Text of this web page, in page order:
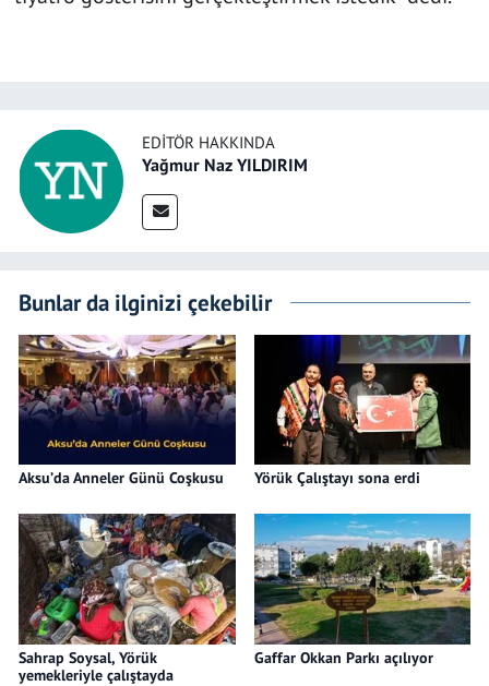
EDITÖR HAKKINDA
Yağmur Naz YILDIRIM
Bunlar da ilginizi çekebilir
Aksu’da Anneler Günü Coşkusu Yörük Çalıştayı sona erdi
Sahrap Soysal, Yörük
yemekleriyle çalıştayda
Gaffar Okkan Parkı açılıyor